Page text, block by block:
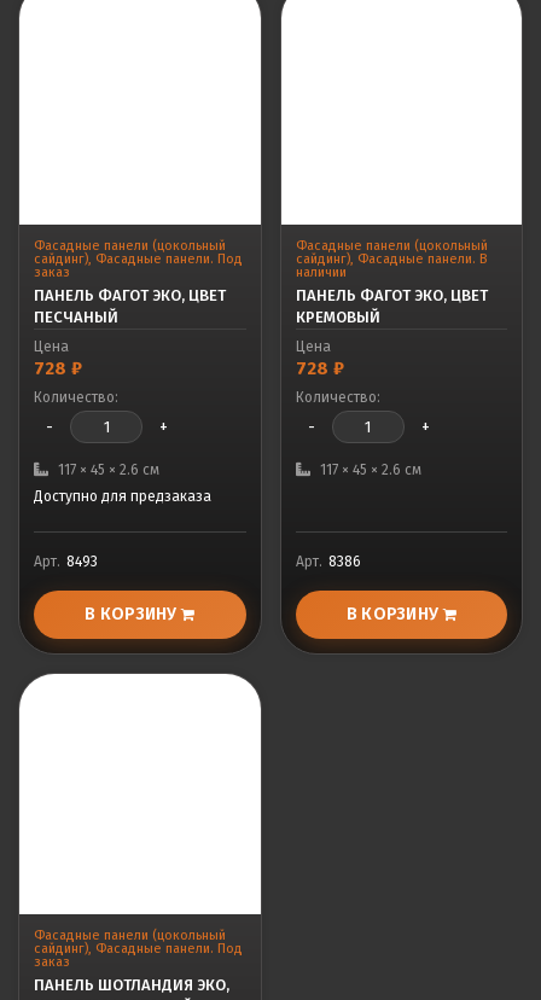
Фасадные панели (цокольный
сайдинг) Фасадные панели. Под
заказ
ПАНЕЛЬ ФАГОТ ЭКО, ЦВЕТ
ПЕСЧАНЫЙ
Цена
728 ₽
Количество:
- +
117 × 45 × 2.6 см
Доступно для предзаказа
Арт. 8493
В КОРЗИНУ
Фасадные панели (цокольный
сайдинг), Фасадные панели. В
наличии
ПАНЕЛЬ ФАГОТ ЭКО, ЦВЕТ
КРЕМОВЫЙ
Цена
728 ₽
Количество:
- +
117 × 45 × 2.6 см
Арт. 8386
В КОРЗИНУ
Фасадные панели (цокольный
сайдинг), Фасадные панели. Под
заказ
ПАНЕЛЬ ШОТЛАНДИЯ ЭКО,